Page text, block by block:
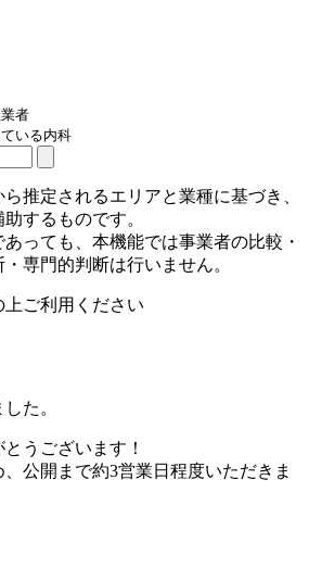
者
いる内科
推定されるエリアと業種に基づき、
するものです。
っても、本機能では事業者の比較・
専門的判断は行いません。
上ご利用ください
た。
うございます！
公開まで約3営業日程度いただきま